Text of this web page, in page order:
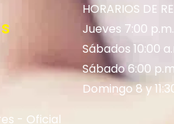
- Oficial
HORARIOS DE
Jueves 7:00 p.m.
Sábados 10:00
Sábado 6:00
Domingo 8 y